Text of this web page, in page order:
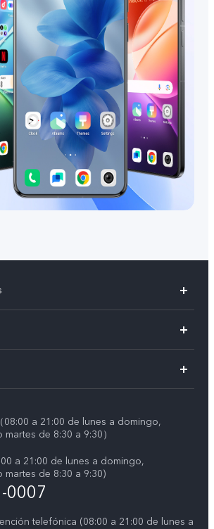
de los Repuestos
08:00 a 21:00 de lunes a domingo,
de 8:30 a 9:30）
a 21:00 de lunes a domingo,
martes de 8:30 a 9:30)
0007
telefónica (08:00 a 21:00 de lunes a